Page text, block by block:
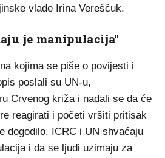
vlade Irina Vereščuk.
je manipulacija"
kojima se piše o povijesti i
poslali su UN-u,
Crvenog križa i nadali se da će
reagirati i početi vršiti pritisak
dogodilo. ICRC i UN shvaćaju
i da se ljudi uzimaju za